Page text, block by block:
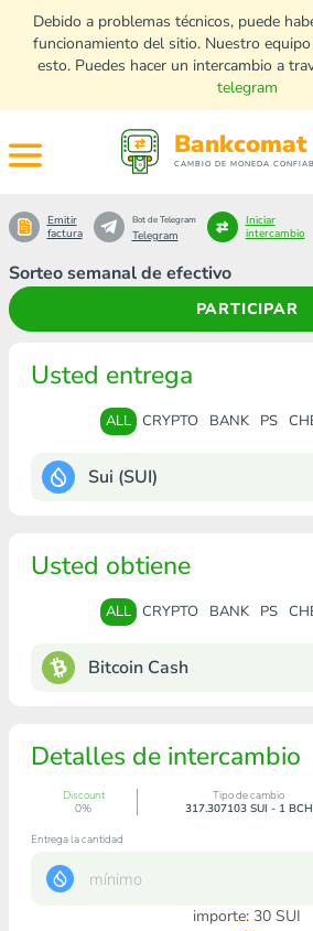
Debido a problemas técnicos, puede
funcionamiento del sitio. Nuestro
esto. Puedes hacer un intercambio a
telegram
Bankcomat
CAMBIO DE MONEDA
Sorteo semanal de efectivo
PARTICIPAR
Emitir
factura
Bot de Telegram
Telegram
Iniciar
intercambio
Usted entrega
ALL CRYPTO BANK PS
Sui (SUI)
Usted obtiene
ALL CRYPTO BANK PS
Bitcoin Cash
Detalles de intercambio
Discount
0%
Tipo de cambio
317.307103 SUI - 1 BCH
Entrega la cantidad
importe: 30 SUI